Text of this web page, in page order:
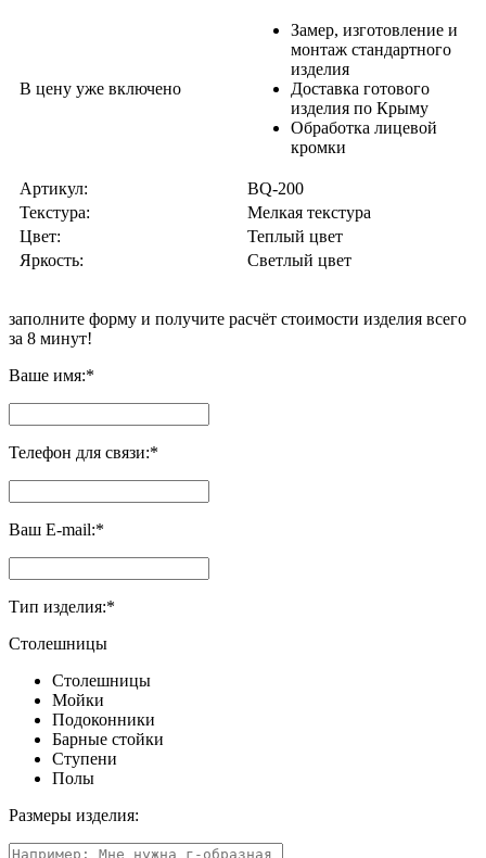
В цену уже включено
Замер, изготовление и
монтаж стандартного
изделия
Доставка готового
изделия по Крыму
Обработка лицевой
кромки
Артикул:
BQ-200
Текстура:
Мелкая текстура
Цвет:
Теплый цвет
Яркость:
Светлый цвет
заполните форму и получите расчёт стоимости изделия всего
за 8 минут!
Ваше имя:*
Телефон для связи:*
Ваш E-mail:*
Тип изделия:*
Столешницы
Столешницы
Мойки
Подоконники
Барные стойки
Ступени
Полы
Размеры изделия: